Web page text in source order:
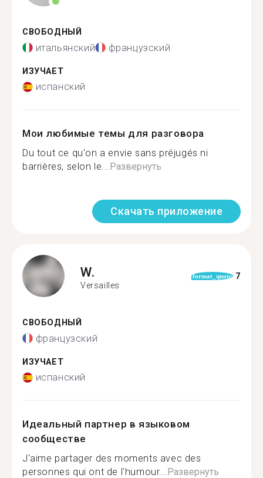
СВОБОДНЫЙ
итальянский французский
ИЗУЧАЕТ
испанский
Мои любимые темы для разговора
Du tout ce qu'on a envie sans préjugés ni
barrières, selon le...Развернуть
Скачать приложение
W.
Versailles
format_quote 7
СВОБОДНЫЙ
французский
ИЗУЧАЕТ
испанский
Идеальный партнер в языковом
сообществе
J'aime partager des moments avec des
personnes qui ont de l'humour...Развернуть